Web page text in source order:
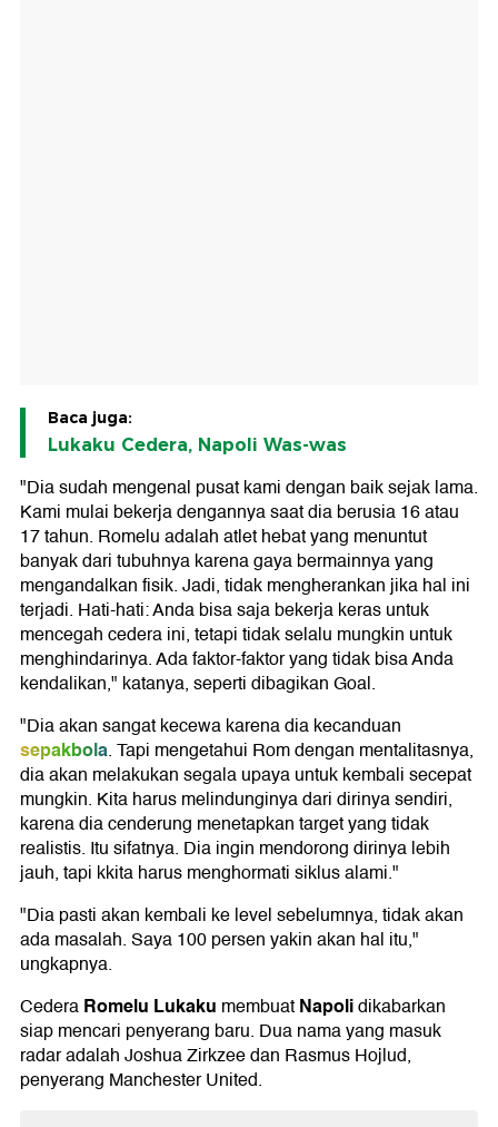
Baca juga:
Lukaku Cedera, Napoli Was-was
"Dia sudah mengenal pusat kami dengan baik sejak lama.
Kami mulai bekerja dengannya saat dia berusia 16 atau
17 tahun. Romelu adalah atlet hebat yang menuntut
banyak dari tubuhnya karena gaya bermainnya yang
mengandalkan fisik. Jadi, tidak mengherankan jika hal ini
terjadi. Hati-hati: Anda bisa saja bekerja keras untuk
mencegah cedera ini, tetapi tidak selalu mungkin untuk
menghindarinya. Ada faktor-faktor yang tidak bisa Anda
kendalikan," katanya, seperti dibagikan Goal.
"Dia akan sangat kecewa karena dia kecanduan
sepakbola. Tapi mengetahui Rom dengan mentalitasnya,
dia akan melakukan segala upaya untuk kembali secepat
mungkin. Kita harus melindunginya dari dirinya sendiri,
karena dia cenderung menetapkan target yang tidak
realistis. Itu sifatnya. Dia ingin mendorong dirinya lebih
jauh, tapi kkita harus menghormati siklus alami."
"Dia pasti akan kembali ke level sebelumnya, tidak akan
ada masalah. Saya 100 persen yakin akan hal itu,"
ungkapnya.
CederaRomelu Lukaku membuatNapolidikabarkan
siap mencari penyerang baru. Dua nama yang masuk
radar adalah Joshua Zirkzee dan Rasmus Hojlud,
penyerang Manchester United.